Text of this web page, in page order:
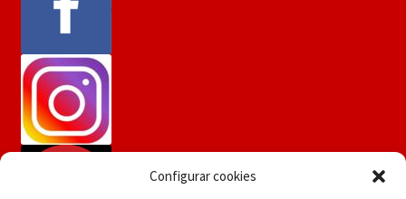
Configurar cookies